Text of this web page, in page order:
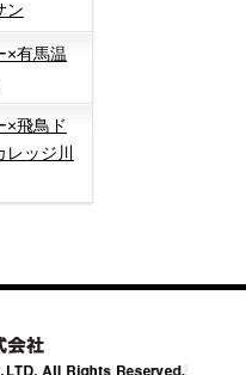
ン
×有馬温
×飛鳥ド
レッジ川